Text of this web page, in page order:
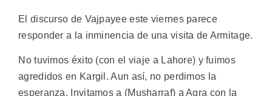
El discurso de Vajpayee este viernes parece
responder a la inminencia de una visita de Armitage.
No tuvimos éxito (con el viaje a Lahore) y fuimos
agredidos en Kargil. Aun así, no perdimos la
esperanza. Invitamos a (Musharraf) a Agra con la